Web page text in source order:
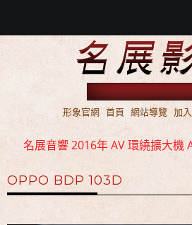
形象官網 首頁 網站導覽 加
名展音響 2016年 AV 環繞擴大機
名展音響 歐洲第一品牌 FIBARO
OPPO BDP 103D